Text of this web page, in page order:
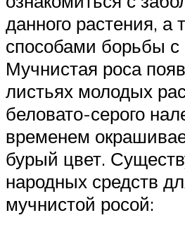
данного растения, а
способами борьбы
Мучнистая роса
листьях молодых
беловато-серого
временем
бурый цвет.
народных средств
мучнистой росой: